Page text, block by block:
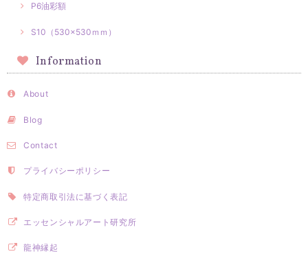
P6油彩額
S10（530×530ｍｍ）
Information
About
Blog
Contact
プライバシーポリシー
特定商取引法に基づく表記
エッセンシャルアート研究所
龍神縁起